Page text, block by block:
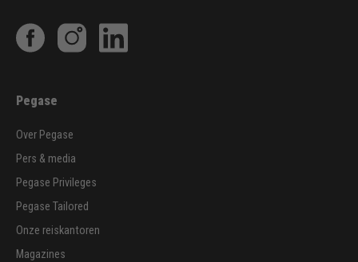
Pegase
Over Pegase
Pers & media
Pegase Privileges
Pegase Tailored
Onze reiskantoren
Magazines